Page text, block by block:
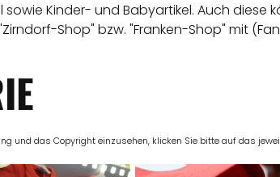
sowie Kinder- und Babyartikel. Auch
Shop" bzw. "Franken-Shop" mit
und das Copyright einzusehen, klicken Sie bitte auf das